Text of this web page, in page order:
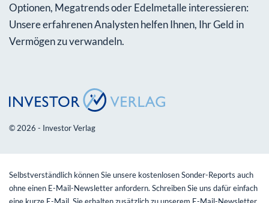
Optionen, Megatrends oder Edelmetalle interessieren:
Unsere erfahrenen Analysten helfen Ihnen, Ihr Geld in
Vermögen zu verwandeln.
© 2026 - Investor Verlag
Selbstverständlich können Sie unsere kostenlosen Sonder-Reports auch
ohne einen E-Mail-Newsletter anfordern. Schreiben Sie uns dafür einfach
eine kurze E-Mail. Sie erhalten zusätzlich zu unserem E-Mail-Newsletter